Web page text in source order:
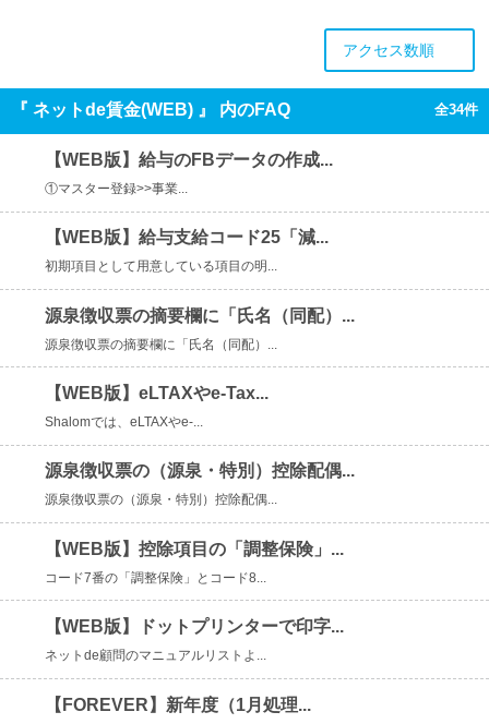
アクセス数順
『 ネットde賃金(WEB) 』 内のFAQ 全34件
【WEB版】給与のFBデータの作成...
①マスター登録>>事業...
【WEB版】給与支給コード25「減...
初期項目として用意している項目の明...
源泉徴収票の摘要欄に「氏名（同配）...
源泉徴収票の摘要欄に「氏名（同配）...
【WEB版】eLTAXやe-Tax...
Shalomでは、eLTAXやe-...
源泉徴収票の（源泉・特別）控除配偶...
源泉徴収票の（源泉・特別）控除配偶...
【WEB版】控除項目の「調整保険」...
コード7番の「調整保険」とコード8...
【WEB版】ドットプリンターで印字...
ネットde顧問のマニュアルリストよ...
【FOREVER】新年度（1月処理...